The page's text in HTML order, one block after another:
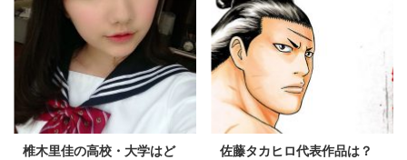
椎木里佳の高校・大学はど
佐藤タカヒロ代表作品は？